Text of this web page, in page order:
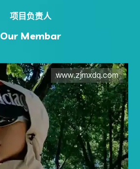
项目负责人
Our Membar